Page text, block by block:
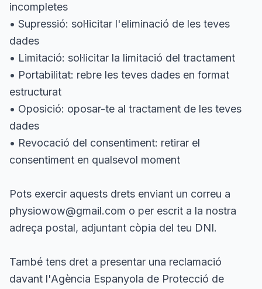
incompletes
• Supressió: sol·licitar l'eliminació de les teves
dades
• Limitació: sol·licitar la limitació del tractament
• Portabilitat: rebre les teves dades en format
estructurat
• Oposició: oposar-te al tractament de les teves
dades
• Revocació del consentiment: retirar el
consentiment en qualsevol moment
Pots exercir aquests drets enviant un correu a
physiowow@gmail.com o per escrit a la nostra
adreça postal, adjuntant còpia del teu DNI.
També tens dret a presentar una reclamació
davant l'Agència Espanyola de Protecció de